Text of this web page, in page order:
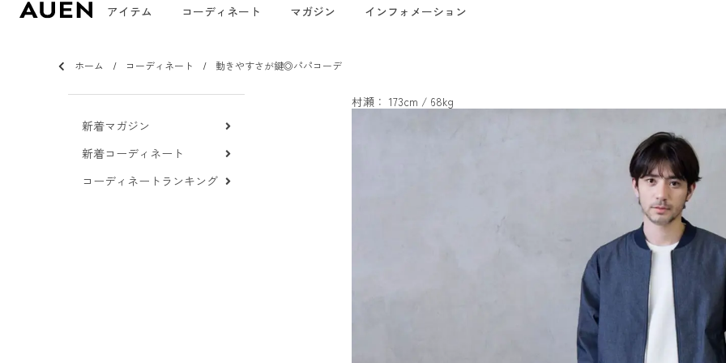
アイテム コーディネート マガジン インフォメーション
ホーム コーディネート 動きやすさが鍵◎パパコーデ
新着マガジン
新着コーディネート
コーディネートランキング
村瀬： 173cm / 68kg